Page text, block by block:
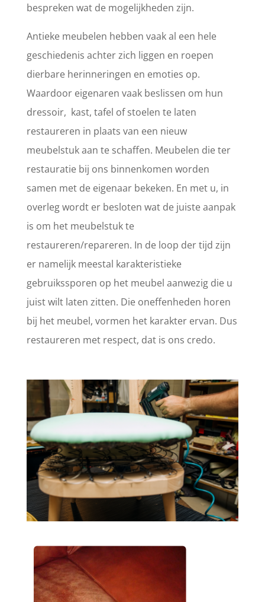
bespreken wat de mogelijkheden zijn.
Antieke meubelen hebben vaak al een hele
geschiedenis achter zich liggen en roepen
dierbare herinneringen en emoties op.
Waardoor eigenaren vaak beslissen om hun
dressoir, kast, tafel of stoelen te laten
restaureren in plaats van een nieuw
meubelstuk aan te schaffen. Meubelen die ter
restauratie bij ons binnenkomen worden
samen met de eigenaar bekeken. En met u, in
overleg wordt er besloten wat de juiste aanpak
is om het meubelstuk te
restaureren/repareren. In de loop der tijd zijn
er namelijk meestal karakteristieke
gebruikssporen op het meubel aanwezig die u
juist wilt laten zitten. Die oneffenheden horen
bij het meubel, vormen het karakter ervan. Dus
restaureren met respect, dat is ons credo.